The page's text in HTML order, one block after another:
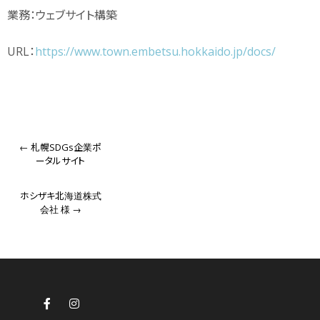
業務：ウェブサイト構築
URL：https://www.town.embetsu.hokkaido.jp/docs/
← 札幌SDGs企業ポ
ータルサイト
ホシザキ北海道株式
会社 様 →